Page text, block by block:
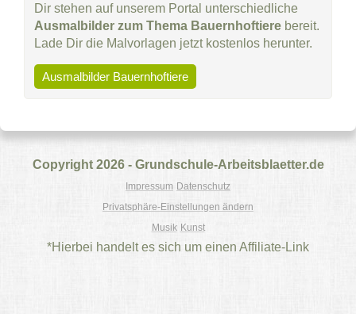
Dir stehen auf unserem Portal unterschiedliche
Ausmalbilder zum Thema Bauernhoftiere bereit.
Lade Dir die Malvorlagen jetzt kostenlos herunter.
Ausmalbilder Bauernhoftiere
Copyright 2026 - Grundschule-Arbeitsblaetter.de
Impressum Datenschutz
Privatsphäre-Einstellungen ändern
Musik Kunst
*Hierbei handelt es sich um einen Affiliate-Link